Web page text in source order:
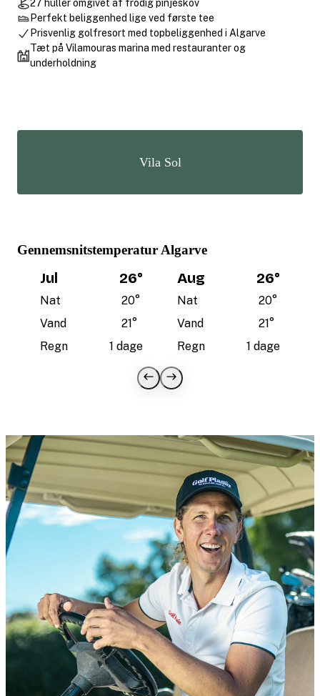
27 huller omgivet af frodig pinjeskov
Perfekt beliggenhed lige ved første tee
Prisvenlig golfresort med topbeliggenhed i Algarve
Tæt på Vilamouras marina med restauranter og
underholdning
Vila Sol
Gennemsnitstemperatur Algarve
Jul 26°
Nat 20°
Vand
21°
Regn
1 dage
Aug 26°
Nat 20°
Vand
21°
Regn
1 dage